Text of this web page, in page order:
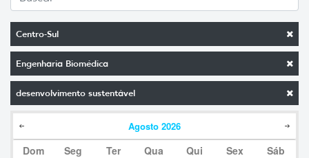
Centro-Sul
Engenharia Biomédica
desenvolvimento sustentável
Agosto 2026
Dom Seg Ter Qua Qui Sex Sáb